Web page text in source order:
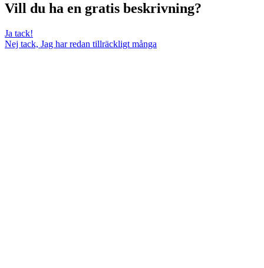
Vill du ha en gratis beskrivning?
Ja tack!
Nej tack, Jag har redan tillräckligt många